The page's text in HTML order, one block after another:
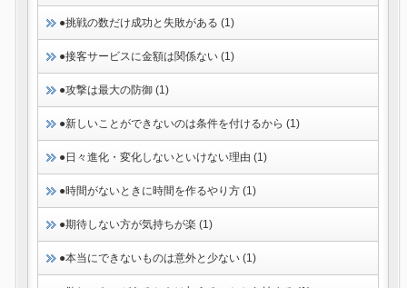
●挑戦の数だけ成功と失敗がある (1)
●接客サービスに金額は関係ない (1)
●攻撃は最大の防御 (1)
●新しいことができないのは条件を付けるから (1)
●日々進化・変化しないといけない理由 (1)
●時間がないときに時間を作るやり方 (1)
●期待しない方が気持ちが楽 (1)
●本当にできないものは意外と少ない (1)